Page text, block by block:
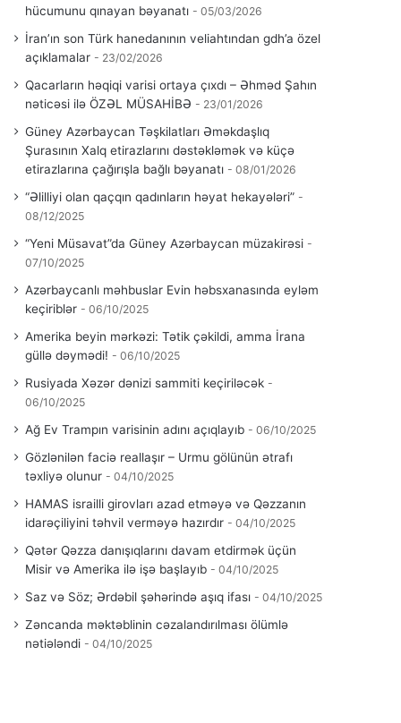
hücumunu qınayan bəyanatı
05/03/2026
İran’ın son Türk hanedanının veliahtından gdh’a özel
açıklamalar
23/02/2026
Qacarların həqiqi varisi ortaya çıxdı – Əhməd Şahın
nəticəsi ilə ÖZƏL MÜSAHİBƏ
23/01/2026
Güney Azərbaycan Təşkilatları Əməkdaşlıq
Şurasının Xalq etirazlarını dəstəkləmək və küçə
etirazlarına çağırışla bağlı bəyanatı
08/01/2026
“Əlilliyi olan qaçqın qadınların həyat hekayələri”
08/12/2025
“Yeni Müsavat”da Güney Azərbaycan müzakirəsi
07/10/2025
Azərbaycanlı məhbuslar Evin həbsxanasında eyləm
keçiriblər
06/10/2025
Amerika beyin mərkəzi: Tətik çəkildi, amma İrana
güllə dəymədi!
06/10/2025
Rusiyada Xəzər dənizi sammiti keçiriləcək
06/10/2025
Ağ Ev Trampın varisinin adını açıqlayıb 06/10/2025
Gözlənilən faciə reallaşır – Urmu gölünün ətrafı
təxliyə olunur
04/10/2025
HAMAS israilli girovları azad etməyə və Qəzzanın
idarəçiliyini təhvil verməyə hazırdır
04/10/2025
Qətər Qəzza danışıqlarını davam etdirmək üçün
Misir və Amerika ilə işə başlayıb
04/10/2025
Saz və Söz; Ərdəbil şəhərində aşıq ifası 04/10/2025
Zəncanda məktəblinin cəzalandırılması ölümlə
nətiələndi
04/10/2025